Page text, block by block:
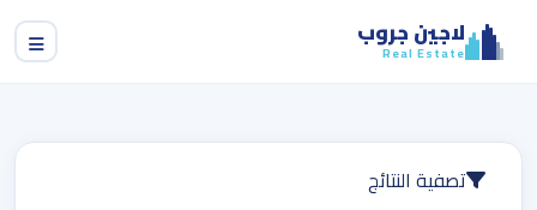
لاجين جروب
Real Estate
تصفية النتائج